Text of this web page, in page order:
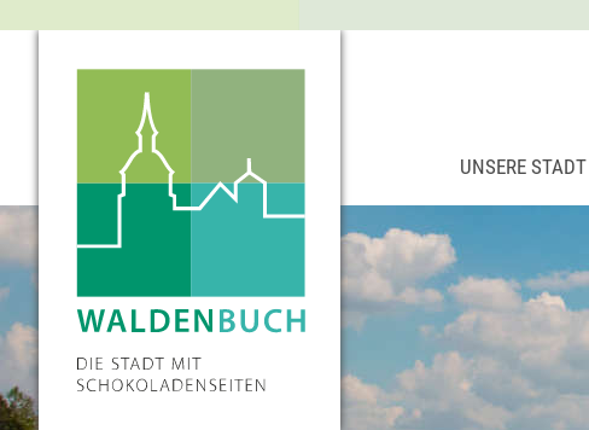
UNSERE STADT